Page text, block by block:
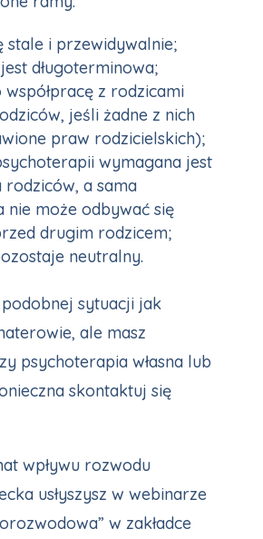
stale i przewidywalnie;
długoterminowa;
z rodzicami
jeśli żadne z nich
praw rodzicielskich);
wymagana jest
a sama
nie może odbywać się
drugim rodzicem;
neutralny.
sytuacji jak
ale masz
psychoterapia własna lub
skontaktuj się
wpływu rozwodu
usłyszysz w webinarze
w zakładce